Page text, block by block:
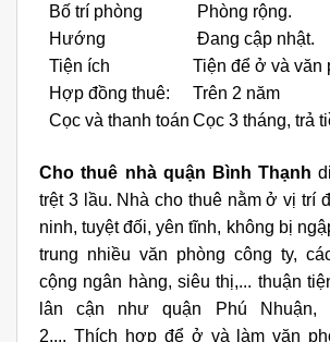
Bố trí phòng
Phòng rộng.
Hướng
Đang cập nhật.
Tiện ích
Tiện để ở và văn
Hợp đồng thuê:
Trên 2 năm
Cọc và thanh toán Cọc 3 tháng, trả
Cho thuê nhà quận Bình Thạnh
trệt 3 lầu. Nhà cho thuê nằm ở vị trí
ninh, tuyệt đối, yên tĩnh, không bị
trung nhiều văn phòng công ty,
cộng ngân hàng, siêu thị,... thuận
lân cận như quận Phú Nhuận,
2,... Thích hợp để ở và làm văn